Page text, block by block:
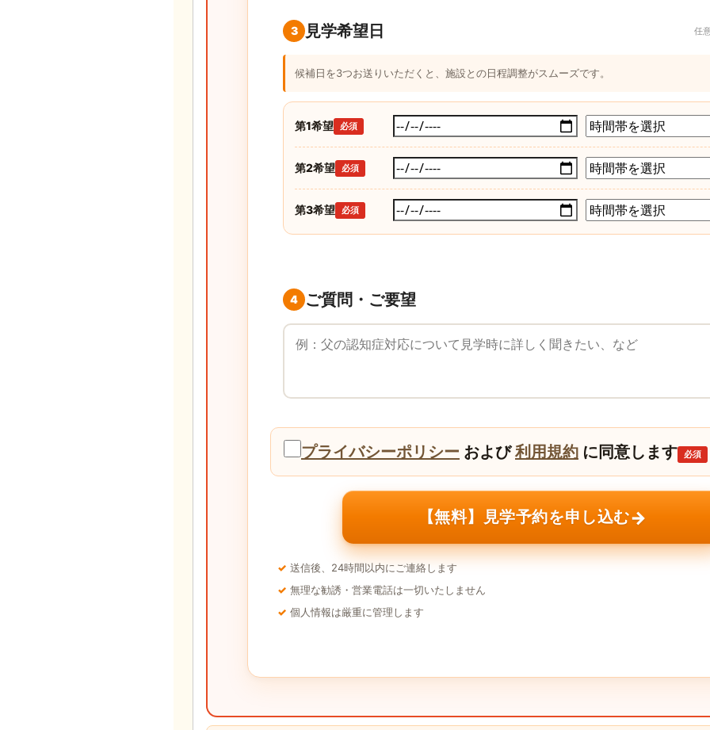
3 見学希望日 任
候補日を3つお送りいただくと、施設との日程調整がスムーズです。
第1希望 必須
第2希望 必須
第3希望 必須
4 ご質問・ご要望
ご質問・ご要望
プライバシーポリシー および利用規約 に同意します 必須
【無料】見学予約を申し込む→
送信後、24時間以内にご連絡します
無理な勧誘・営業電話は一切いたしません
個人情報は厳重に管理します